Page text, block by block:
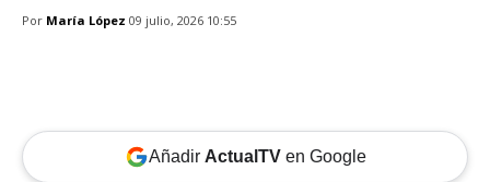
Por María López 09 julio, 2026 10:55
Añadir ActualTVen Google